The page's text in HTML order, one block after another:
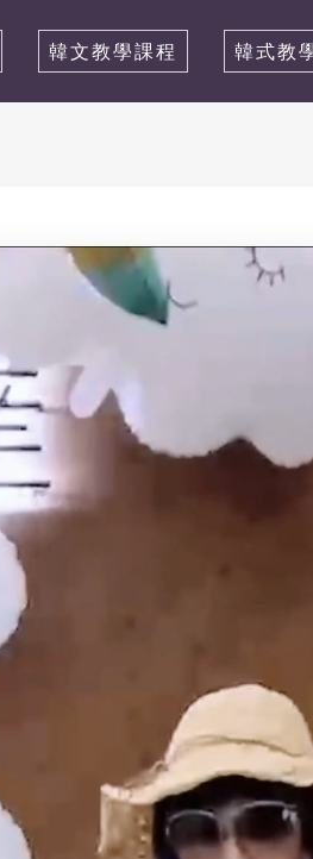
韓文教學課程 韓式教